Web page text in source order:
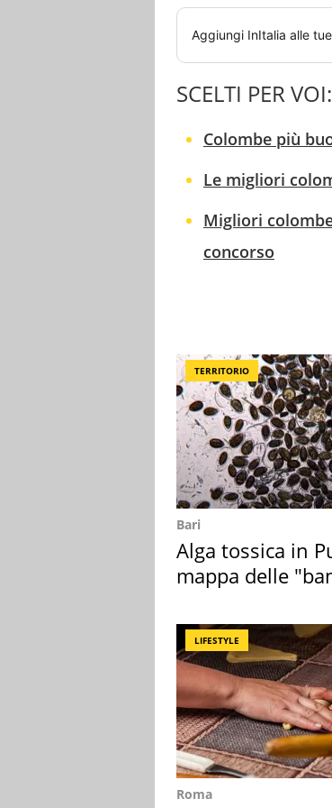
Aggiungi InItalia alle
SCELTI PER VOI:
Colombe più
Le migliori
Migliori
concorso
TERRITORIO
Bari
Alga tossica in
mappa delle
LIFESTYLE
Roma